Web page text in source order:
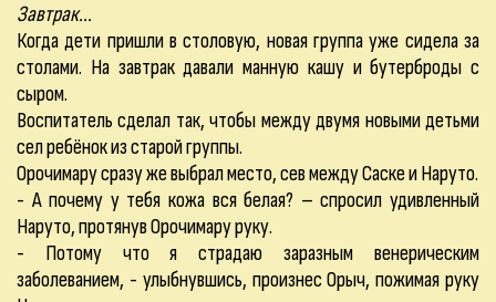
Завтрак...
Когда дети пришли в столовую, новая группа уже сидела за
столами. На завтрак давали манную кашу и бутерброды с
сыром.
Воспитатель сделал так, чтобы между двумя новыми детьми
сел ребёнок из старой группы.
Орочимару сразу же выбрал место, сев между Саске и Наруто.
- А почему у тебя кожа вся белая? – спросил удивленный
Наруто, протянув Орочимару руку.
- Потому что я страдаю заразным венерическим
заболеванием, - улыбнувшись, произнес Орыч, пожимая руку